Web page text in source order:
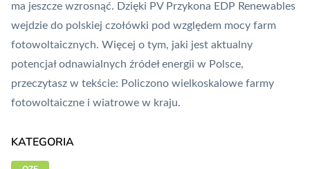
ma jeszcze wzrosnąć. Dzięki PV Przykona EDP Renewables
wejdzie do polskiej czołówki pod względem mocy farm
fotowoltaicznych. Więcej o tym, jaki jest aktualny
potencjał odnawialnych źródeł energii w Polsce,
przeczytasz w tekście: Policzono wielkoskalowe farmy
fotowoltaiczne i wiatrowe w kraju.
KATEGORIA